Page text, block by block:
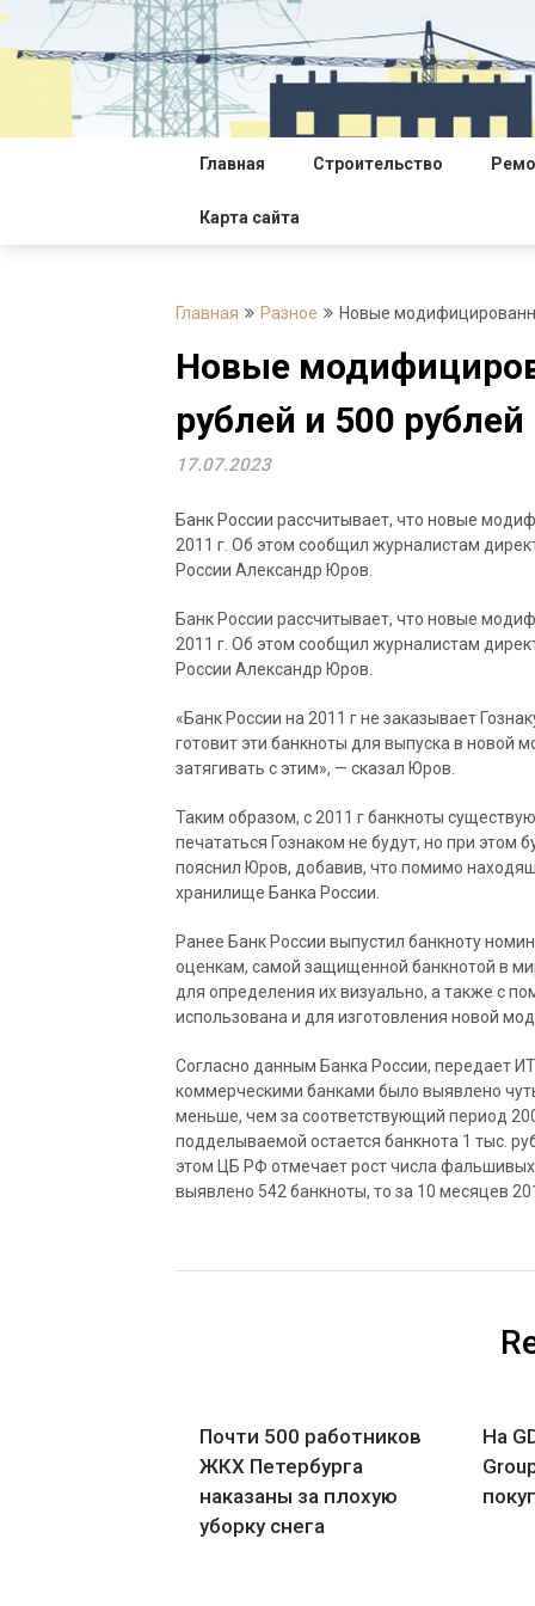
Перейти
содержимому
Главная Строительство
Карта сайта
Главная Разное Новые
Новые
рублей и 500
17.07.2023
Банк России рассчитывает, что новые
2011 г. Об этом сообщил журналистам
России Александр Юров.
Банк России рассчитывает, что новые
2011 г. Об этом сообщил журналистам
России Александр Юров.
«Банк России на 2011 г не заказывает
готовит эти банкноты для выпуска в
затягивать с этим», — сказал Юров.
Таким образом, с 2011 г банкноты
печататься Гознаком не будут, но при этом
пояснил Юров, добавив, что помимо
хранилище Банка России.
Ранее Банк России выпустил банкноту
оценкам, самой защищенной банкнотой в
для определения их визуально, а также с
использована и для изготовления новой
Согласно данным Банка России, передает
коммерческими банками было выявлено
меньше, чем за соответствующий период
подделываемой остается банкнота 1 тыс.
этом ЦБ РФ отмечает рост числа
выявлено 542 банкноты, то за 10 месяцев
Почти 500 работников
ЖКХ Петербурга
наказаны за плохую
уборку снега
На